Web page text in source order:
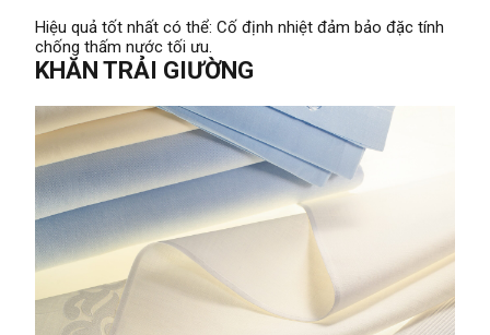
Hiệu quả tốt nhất có thể: Cố định nhiệt đảm bảo đặc tính
chống thấm nước tối ưu.
KHĂN TRẢI GIƯỜNG